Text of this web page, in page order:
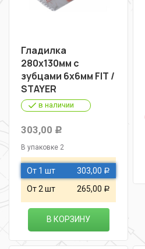
Гладилка
280х130мм с
зубцами 6х6мм FIT /
STAYER
в наличии
303,00 Р
В упаковке 2
От 1 шт 303,00 Р
От 2 шт 265,00 Р
В КОРЗИНУ